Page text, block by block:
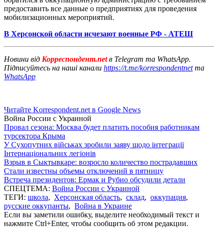
предоставить все данные о предприятиях для проведения
мобилизационных мероприятий.
В Херсонской области исчезают военные РФ - АТЕШ
Новини від Корреспондент.netв Telegram та WhatsApp.
Підписуйтесь на наші канали https://t.me/korrespondentnetта
WhatsApp
Читайте Korrespondent.net в Google News
Война России с Украиной
Провал сезона: Москва будет платить пособия работникам
турсектора Крыма
У Сухопутних військах зробили заяву щодо інтеграції
Інтернаціональних легіонів
Взрыв в Сыктывкаре: возросло количество пострадавших
Стали известны объемы отключений в пятницу
Встреча президентов: Ермак и Рубио обсудили детали
СПЕЦТЕМА: Война России с Украиной
ТЕГИ: школа, Херсонская область, склад, оккупация,
русские оккупанты, Война в Украине
Если вы заметили ошибку, выделите необходимый текст и
нажмите Ctrl+Enter, чтобы сообщить об этом редакции.